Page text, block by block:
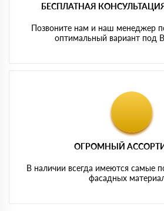
БЕСПЛАТНАЯ
Позвоните нам и наш менеджер
оптимальный вариант под
ОГРОМНЫЙ
В наличии всегда имеются самые
фасадных